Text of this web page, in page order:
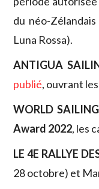
du néo-Zélandais
Luna Rossa).
ANTIGUA
publié, ouvrant
WORLD SAILING
Award 2022, les
LE 4E RALLYE
28 octobre) et